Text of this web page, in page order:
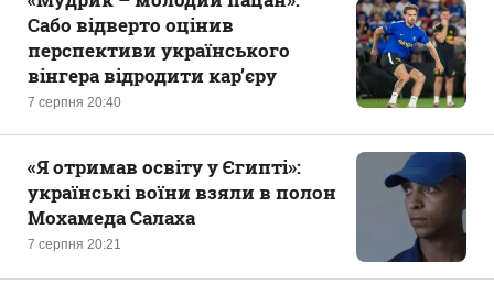
7 серпня 20:40
Сабо відверто оцінив
перспективи українського
вінгера відродити кар’єру
7 серпня 20:21
«Я отримав освіту у Єгипті»:
українські воїни взяли в полон
Мохамеда Салаха